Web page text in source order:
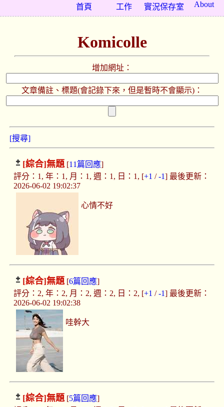
About
實況保存室
工作
首頁
Komicolle
增加網址：
文章備註、標題(會記錄下來，但是暫時不會顯示)：
[搜尋]
[綜合]無題[11篇回應]
評分：1, 年：1, 月：1, 週：1, 日：1, [+1 /-1] 最後更新：
2026-06-02 19:02:37
心情不好
[綜合]無題[6篇回應]
評分：2, 年：2, 月：2, 週：2, 日：2, [+1 /-1] 最後更新：
2026-06-02 19:02:38
哇幹大
[綜合]無題[5篇回應]